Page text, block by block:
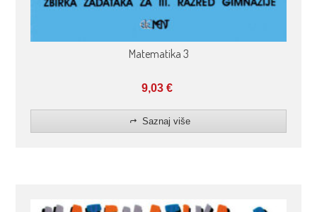
Matematika 3
9,03€
Saznaj više